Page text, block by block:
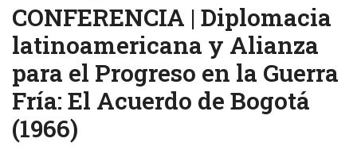
CONFERENCIA | Diplomacia
latinoamericana y Alianza
para el Progreso en la Guerra
Fría: El Acuerdo de Bogotá
(1966)